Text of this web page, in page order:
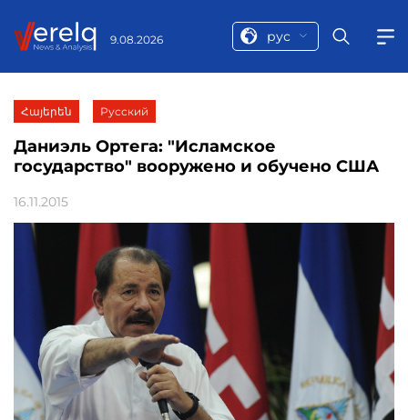
9.08.2026 рус
Հայերեն Русский
Даниэль Ортега: "Исламское
государство" вооружено и обучено США
16.11.2015